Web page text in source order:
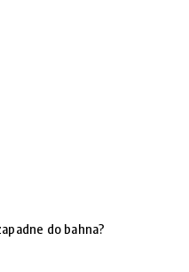
do bahna?